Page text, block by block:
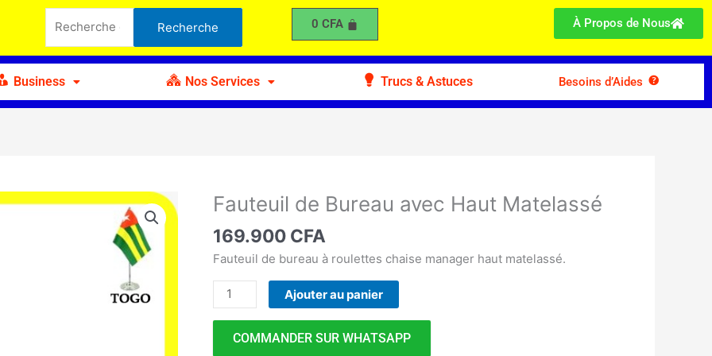
pour :
Recherche 0 CFA À Propos de Nous
Business Nos Services Trucs & Astuces Besoins d’Aides
Fauteuil de Bureau avec Haut Matelassé
169.900 CFA
Fauteuil de bureau à roulettes chaise manager haut matelassé.
quantité
Fauteuil
de
avec
Matelassé
Ajouter au panier
COMMANDER SUR WHATSAPP
Haut
Matelassé